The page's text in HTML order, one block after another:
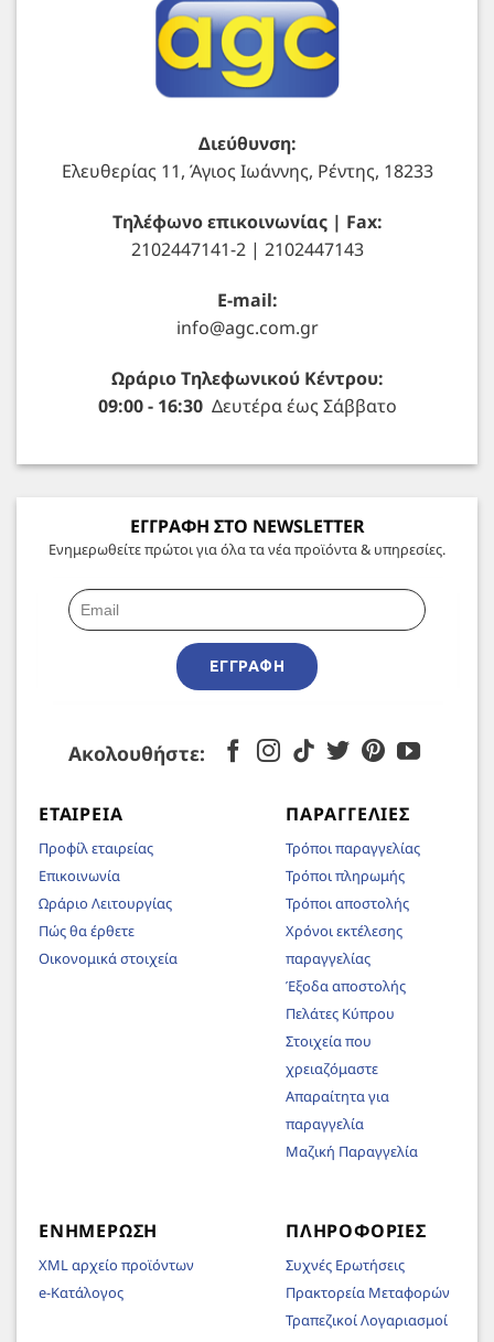
Διεύθυνση:
Ελευθερίας 11, Άγιος Ιωάννης, Ρέντης, 18233
Τηλέφωνο επικοινωνίας | Fax:
2102447141-2 | 2102447143
E-mail:
info@agc.com.gr
Ωράριο Τηλεφωνικού Κέντρου:
09:00 - 16:30Δευτέρα έως Σάββατο
ΕΓΓΡΑΦΗ ΣΤΟ NEWSLETTER
Ενημερωθείτε πρώτοι για όλα τα νέα προϊόντα & υπηρεσίες.
ΕΓΓΡΑΦΉ
Ακολουθήστε:
ΕΤΑΙΡΕΊΑ
Προφίλ εταιρείας
Επικοινωνία
Ωράριο Λειτουργίας
Πώς θα έρθετε
Οικονομικά στοιχεία
ΠΑΡΑΓΓΕΛΊΕΣ
Τρόποι παραγγελίας
Τρόποι πληρωμής
Τρόποι αποστολής
Χρόνοι εκτέλεσης
παραγγελίας
Έξοδα αποστολής
Πελάτες Κύπρου
Στοιχεία που
χρειαζόμαστε
Απαραίτητα για
παραγγελία
Μαζική Παραγγελία
ΕΝΗΜΈΡΩΣΗ
XML αρχείο προϊόντων
e-Κατάλογος
ΠΛΗΡΟΦΟΡΊΕΣ
Συχνές Ερωτήσεις
Πρακτορεία Μεταφορών
Τραπεζικοί Λογαριασμοί